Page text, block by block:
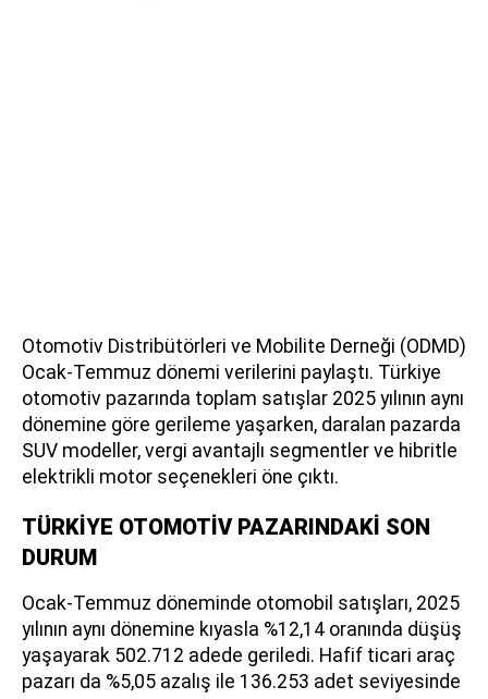
Otomotiv Distribütörleri ve Mobilite Derneği (ODMD)
Ocak-Temmuz dönemi verilerini paylaştı. Türkiye
otomotiv pazarında toplam satışlar 2025 yılının aynı
dönemine göre gerileme yaşarken, daralan pazarda
SUV modeller, vergi avantajlı segmentler ve hibritle
elektrikli motor seçenekleri öne çıktı.
TÜRKİYE OTOMOTİV PAZARINDAKİ SON
DURUM
Ocak-Temmuz döneminde otomobil satışları, 2025
yılının aynı dönemine kıyasla %12,14 oranında düşüş
yaşayarak 502.712 adede geriledi. Hafif ticari araç
pazarı da %5,05 azalış ile 136.253 adet seviyesinde